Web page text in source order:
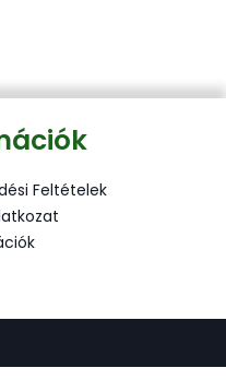
Feltételek